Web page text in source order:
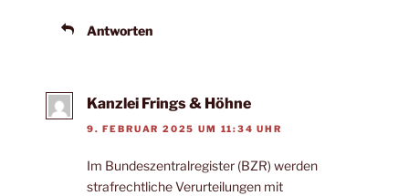
Antworten
Kanzlei Frings & Höhne
9. FEBRUAR 2025 UM 11:34 UHR
Im Bundeszentralregister (BZR) werden
strafrechtliche Verurteilungen mit